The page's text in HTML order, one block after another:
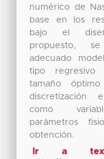
numérico de
base en los
bajo el
propuesto,
adecuado
tipo regresivo
tamaño
discretización
como
parámetros
obtención.
Ir a